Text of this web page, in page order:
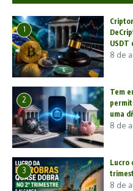
1
USDT
8 de
2
Tem
uma
8 de
3
Lucro
8 de